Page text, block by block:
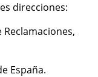
direcciones:
Reclamaciones,
España.